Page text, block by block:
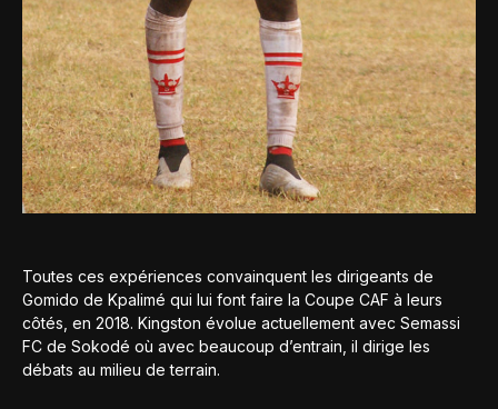
Toutes ces expériences convainquent les dirigeants de
Gomido de Kpalimé qui lui font faire la Coupe CAF à leurs
côtés, en 2018. Kingston évolue actuellement avec Semassi
FC de Sokodé où avec beaucoup d’entrain, il dirige les
débats au milieu de terrain.